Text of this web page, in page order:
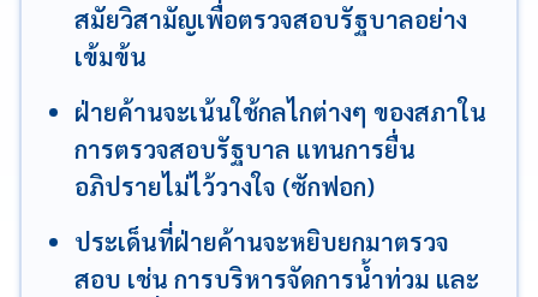
สมัยวิสามัญเพื่อตรวจสอบรัฐบาลอย่าง
เข้มข้น
ฝ่ายค้านจะเน้นใช้กลไกต่างๆ ของสภาใน
การตรวจสอบรัฐบาล แทนการยื่น
อภิปรายไม่ไว้วางใจ (ซักฟอก)
ประเด็นที่ฝ่ายค้านจะหยิบยกมาตรวจ
สอบ เช่น การบริหารจัดการน้ำท่วม และ